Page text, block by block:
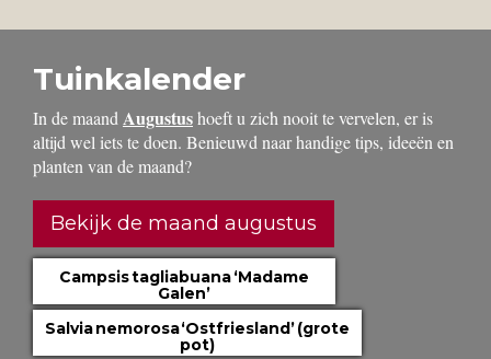
Tuinkalender
In de maand Augustushoeft u zich nooit te vervelen, er is
altijd wel iets te doen. Benieuwd naar handige tips, ideeën en
planten van de maand?
Bekijk de maand augustus
Campsis tagliabuana ‘Madame
Galen’
Salvia nemorosa ‘Ostfriesland’ (grote
pot)